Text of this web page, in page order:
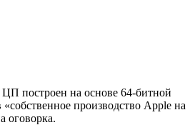
построен на основе 64-битной
производство Apple на
оговорка.